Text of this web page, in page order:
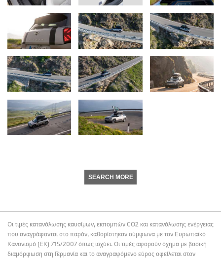
SEARCH MORE
Οι τιμές κατανάλωσης καυσίμων, εκπομπών CO2 και κατανάλωσης ενέργειας
που αναγράφονται στο παρόν, καθορίστηκαν σύμφωνα με τον Ευρωπαϊκό
Κανονισμό (ΕΚ) 715/2007 όπως ισχύει. Οι τιμές αφορούν όχημα με βασική
διαμόρφωση στη Γερμανία και το αναγραφόμενο εύρος οφείλεται στον